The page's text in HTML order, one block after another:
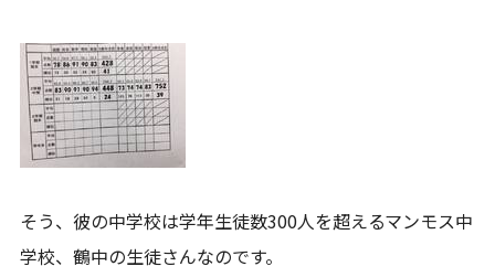
そう、彼の中学校は学年生徒数300人を超えるマンモス中
学校、鶴中の生徒さんなのです。